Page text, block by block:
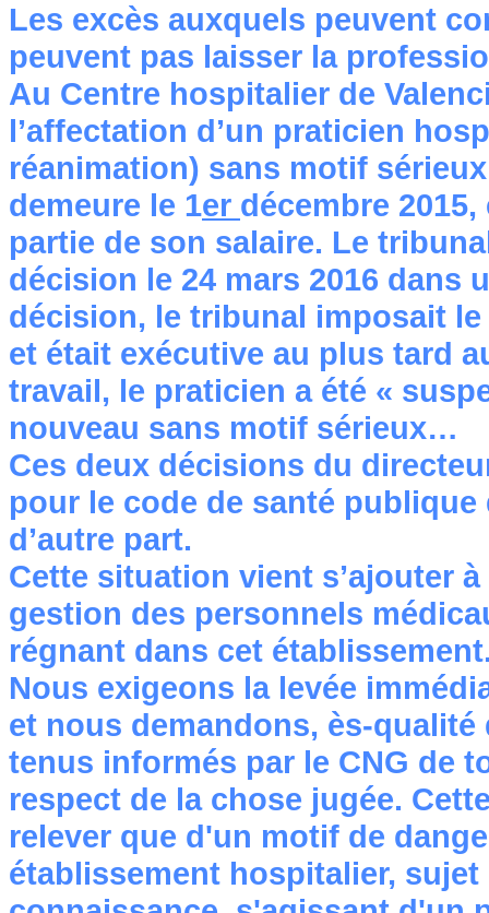
Les excès auxquels peuvent
peuvent pas laisser la
Au Centre hospitalier de
l’affectation d’un praticien
réanimation) sans motif
demeure le 1er décembre
partie de son salaire. Le
décision le 24 mars 2016 dans
décision, le tribunal imposait
et était exécutive au plus tard
travail, le praticien a été «
nouveau sans motif sérieux…
Ces deux décisions du
pour le code de santé
d’autre part.
Cette situation vient s’ajouter
gestion des personnels
régnant dans cet
Nous exigeons la levée
et nous demandons, ès-
tenus informés par le CNG de
respect de la chose jugée.
relever que d'un motif de
établissement hospitalier,